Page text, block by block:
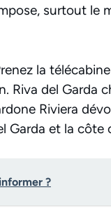
surtout le
la
Riva del Garda
Riviera
Garda et la
?